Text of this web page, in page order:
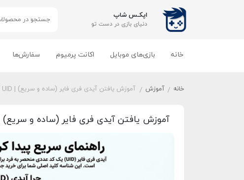
اپکـس شاپ
دنیای بازی‌ در دست تو
خانه بازی‌های موبایل اکانت پرمیوم سفارش‌ها
خانه / آموزش / آموزش یافتن آیدی فری فایر (ساده و سریع) | UID کجاست؟
آموزش یافتن آیدی فری فایر (ساده و سریع) | UID کجاست؟